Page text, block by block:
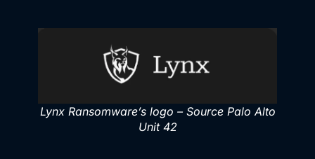
Lynx Ransomware’s logo – Source Palo Alto
Unit 42